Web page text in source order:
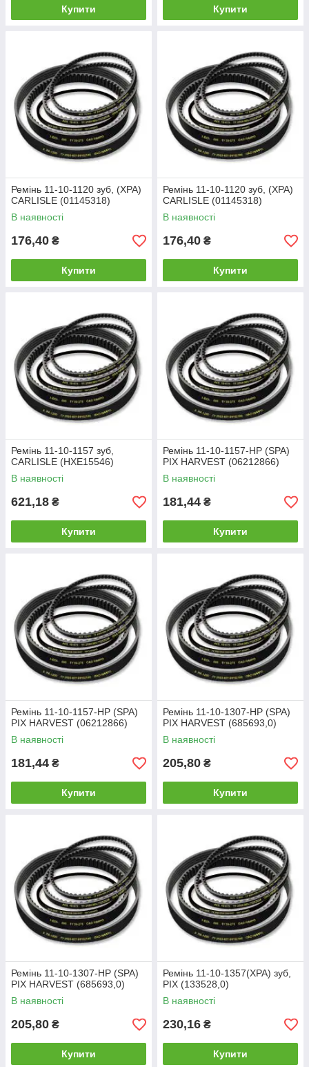
Купити Купити
Ремінь 11-10-1120 зуб, (XPA)
CARLISLE (01145318)
В наявності
176,40 ₴
Купити
Ремінь 11-10-1120 зуб, (XPA)
CARLISLE (01145318)
В наявності
176,40 ₴
Купити
Ремінь 11-10-1157 зуб,
CARLISLE (HXE15546)
В наявності
621,18 ₴
Купити
Ремінь 11-10-1157-HP (SPA)
PIX HARVEST (06212866)
В наявності
181,44 ₴
Купити
Ремінь 11-10-1157-HP (SPA)
PIX HARVEST (06212866)
В наявності
181,44 ₴
Купити
Ремінь 11-10-1307-HP (SPA)
PIX HARVEST (685693,0)
В наявності
205,80 ₴
Купити
Ремінь 11-10-1307-HP (SPA)
PIX HARVEST (685693,0)
В наявності
205,80 ₴
Купити
Ремінь 11-10-1357(XPA) зуб,
PIX (133528,0)
В наявності
230,16 ₴
Купити